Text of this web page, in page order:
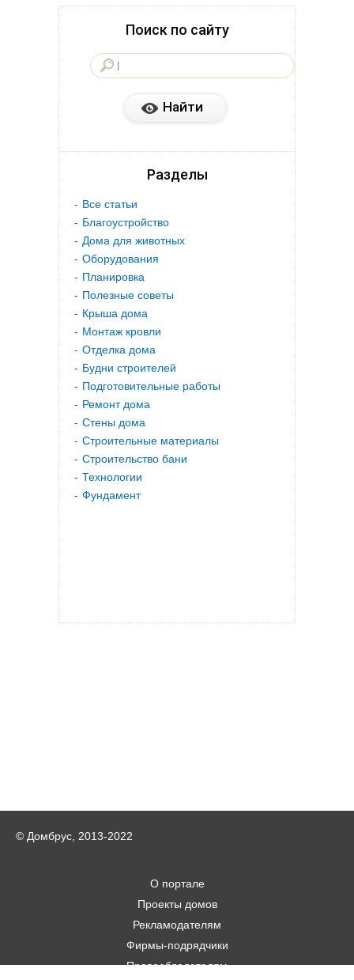
Поиск по сайту
Разделы
Все статьи
Благоустройство
Дома для животных
Оборудования
Планировка
Полезные советы
Крыша дома
Монтаж кровли
Отделка дома
Будни строителей
Подготовительные работы
Ремонт дома
Стены дома
Строительные материалы
Строительство бани
Технологии
Фундамент
© Домбрус, 2013-2022
О портале
Проекты домов
Рекламодателям
Фирмы-подрядчики
Правообладателям